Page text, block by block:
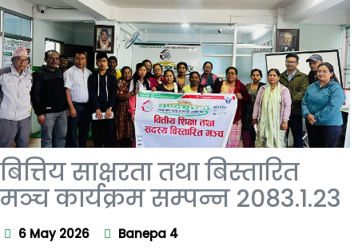
बित्तिय साक्षरता तथा बिस्तारित
मञ्च कार्यक्रम सम्पन्न 2083.1.23
6 May 2026 Banepa 4